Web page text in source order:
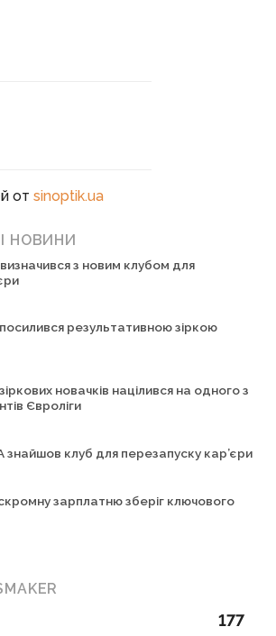
от sinoptik.ua
НОВИНИ
з новим клубом для
результативною зіркою
новачків націлився на одного з
Євроліги
знайшов клуб для перезапуску кар’єри
зарплатню зберіг ключового
177